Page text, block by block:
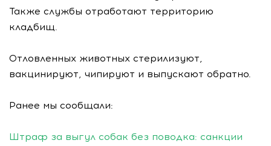
Также службы отработают территорию
кладбищ.
Отловленных животных стерилизуют,
вакцинируют, чипируют и выпускают обратно.
Ранее мы сообщали:
Штраф за выгул собак без поводка: санкции